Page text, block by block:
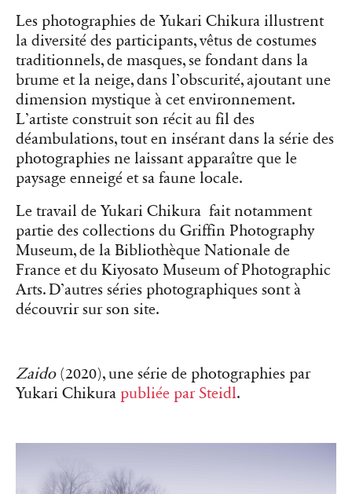
Les photographies de Yukari Chikura illustrent
la diversité des participants, vêtus de costumes
traditionnels, de masques, se fondant dans la
brume et la neige, dans l’obscurité, ajoutant une
dimension mystique à cet environnement.
L’artiste construit son récit au fil des
déambulations, tout en insérant dans la série des
photographies ne laissant apparaître que le
paysage enneigé et sa faune locale.
Le travail de Yukari Chikura fait notamment
partie des collections du Griffin Photography
Museum, de la Bibliothèque Nationale de
France et du Kiyosato Museum of Photographic
Arts. D’autres séries photographiques sont à
découvrir sur son site.
Zaido(2020), une série de photographies par
Yukari Chikura publiée par Steidl.